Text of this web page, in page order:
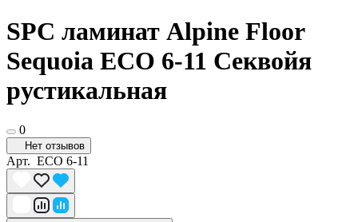
SPC ламинат Alpine Floor
Sequoia ECO 6-11 Секвойя
рустикальная
0
Нет отзывов
Арт. ECO 6-11